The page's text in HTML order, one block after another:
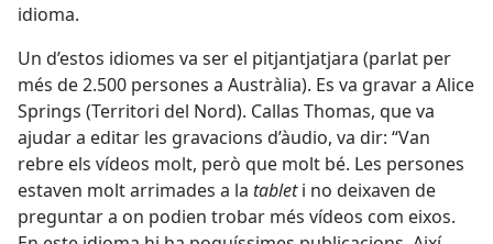
idioma.
Un d’estos idiomes va ser el pitjantjatjara (parlat per
més de 2.500 persones a Austràlia). Es va gravar a Alice
Springs (Territori del Nord). Callas Thomas, que va
ajudar a editar les gravacions d’àudio, va dir: “Van
rebre els vídeos molt, però que molt bé. Les persones
estaven molt arrimades a la tableti no deixaven de
preguntar a on podien trobar més vídeos com eixos.